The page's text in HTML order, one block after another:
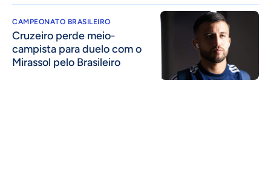
CAMPEONATO BRASILEIRO
Cruzeiro perde meio-
campista para duelo com o
Mirassol pelo Brasileiro